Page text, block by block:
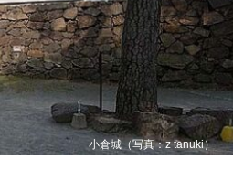
小倉城（写真：z tanuki）